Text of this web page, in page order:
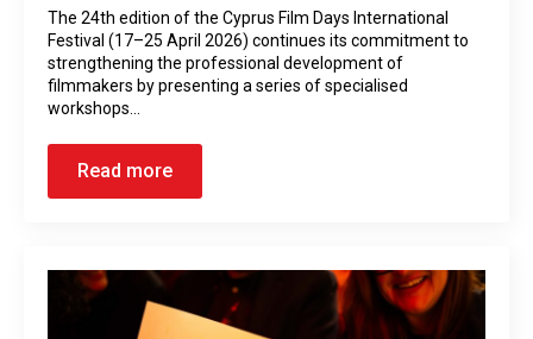
The 24th edition of the Cyprus Film Days International
Festival (17–25 April 2026) continues its commitment to
strengthening the professional development of
filmmakers by presenting a series of specialised
workshops…
Read more